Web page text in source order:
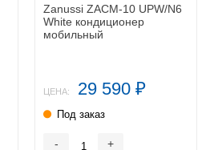
Zanussi ZACM-10 UPW/N6
White кондиционер
мобильный
ЦЕНА: 29 590 ₽
Под заказ
- +